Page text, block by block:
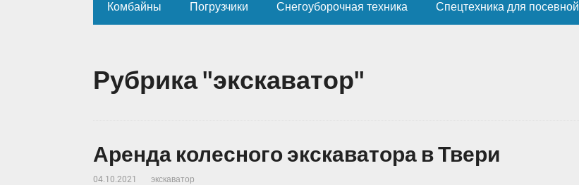
Комбайны Погрузчики Снегоуборочная техника Спецтехника для посевной
Рубрика "экскаватор"
Аренда колесного экскаватора в Твери
04.10.2021 экскаватор